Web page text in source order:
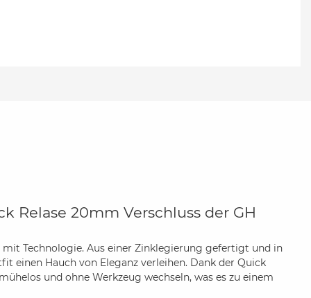
Relase 20mm Verschluss der GH
Technologie. Aus einer Zinklegierung gefertigt und in
einen Hauch von Eleganz verleihen. Dank der Quick
und ohne Werkzeug wechseln, was es zu einem